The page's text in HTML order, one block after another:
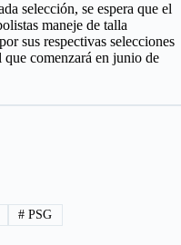
selección, se espera que el
maneje de talla
sus respectivas selecciones
comenzará en junio de
# PSG